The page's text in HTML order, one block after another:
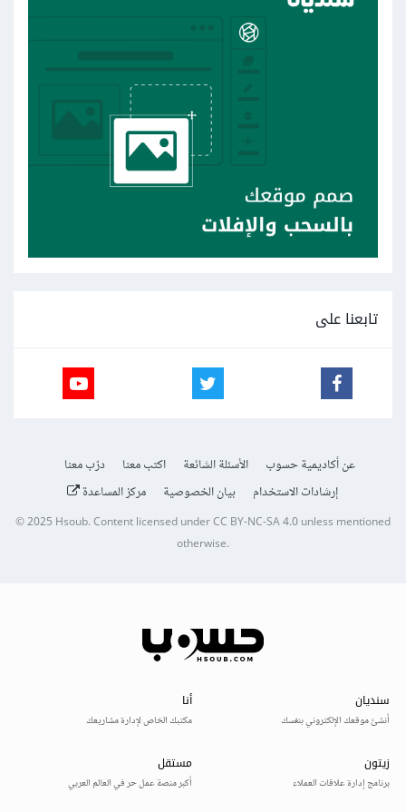
تابعنا على
عن أكاديمية حسوب الأسئلة الشائعة اكتب معنا
درّب معنا
إرشادات الاستخدام
بيان الخصوصية مركز المساعدة
© 2025Hsoub.Content licensed underCC BY-NC-SA 4.0unless mentioned
otherwise.